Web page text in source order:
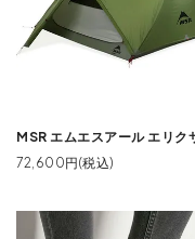
MSR エムエスアール エリク
72,600円(税込)